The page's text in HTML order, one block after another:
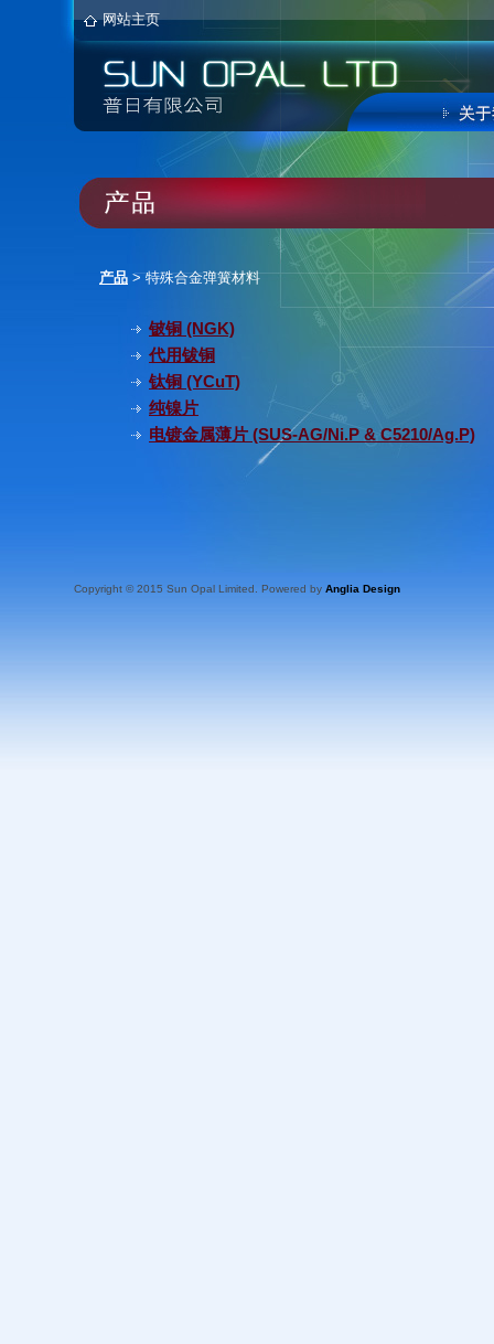
网站主页
产品 > 特殊合金弹簧材料
铍铜 (NGK)
代用钹铜
钛铜 (YCuT)
纯镍片
电镀金属薄片 (SUS-AG/Ni.P & C5210/Ag.P)
Copyright © 2015 Sun Opal Limited. Powered by Anglia Design